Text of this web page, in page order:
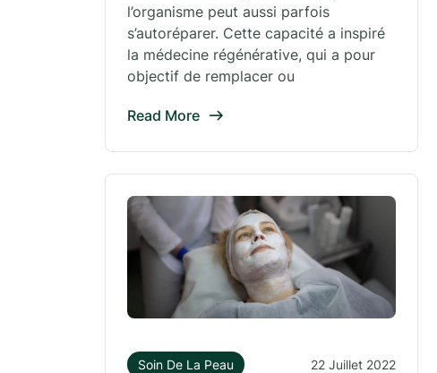
l’organisme peut aussi parfois
s’autoréparer. Cette capacité a inspiré
la médecine régénérative, qui a pour
objectif de remplacer ou
Read More
Soin De La Peau 22 Juillet 2022